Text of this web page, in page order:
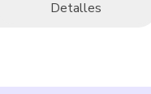
Detalles